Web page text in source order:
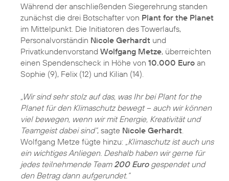
Während der anschließenden Siegerehrung standen
zunächst die drei Botschafter von Plant for the Planet
im Mittelpunkt. Die Initiatoren des Towerlaufs,
Personalvorständin Nicole Gerhardt und
Privatkundenvorstand Wolfgang Metze, überreichten
einen Spendenscheck in Höhe von 10.000 Euro an
Sophie (9), Felix (12) und Kilian (14).
„Wir sind sehr stolz auf das, was Ihr bei Plant for the
Planet für den Klimaschutz bewegt – auch wir können
viel bewegen, wenn wir mit Energie, Kreativität und
Teamgeist dabei sind“, sagte Nicole Gerhardt
Wolfgang Metze fügte hinzu: „Klimaschutz ist auch uns
ein wichtiges Anliegen. Deshalb haben wir gerne für
jedes teilnehmende Team 200 Eurogespendet und
den Betrag dann aufgerundet.“